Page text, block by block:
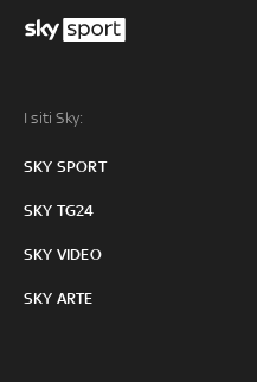
I siti Sky:
SKY SPORT
SKY TG24
SKY VIDEO
SKY ARTE